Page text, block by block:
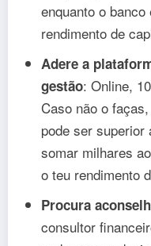
enquanto o
rendimento de
Adere a
gestão: Online,
Caso não o
pode ser superior
somar milhares
o teu rendimento
Procura
consultor